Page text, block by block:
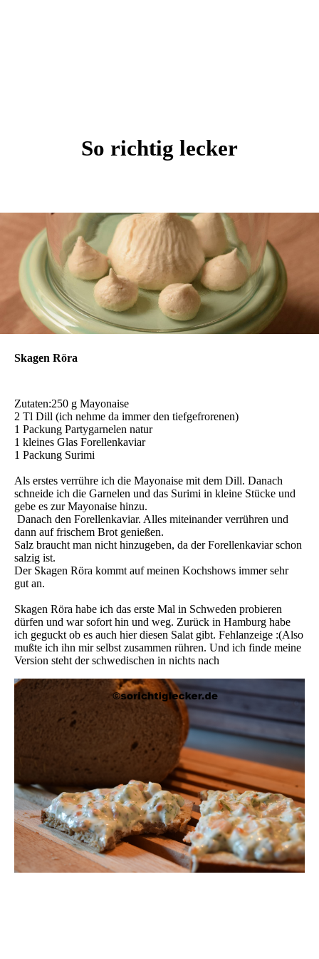
So richtig lecker
Skagen Röra
Zutaten:250 g Mayonaise
2 Tl Dill (ich nehme da immer den tiefgefrorenen)
1 Packung Partygarnelen natur
1 kleines Glas Forellenkaviar
1 Packung Surimi
Als erstes verrühre ich die Mayonaise mit dem Dill. Danach
schneide ich die Garnelen und das Surimi in kleine Stücke und
gebe es zur Mayonaise hinzu.
Danach den Forellenkaviar. Alles miteinander verrühren und
dann auf frischem Brot genießen.
Salz braucht man nicht hinzugeben, da der Forellenkaviar schon
salzig ist.
Der Skagen Röra kommt auf meinen Kochshows immer sehr
gut an.
Skagen Röra habe ich das erste Mal in Schweden probieren
dürfen und war sofort hin und weg. Zurück in Hamburg habe
ich geguckt ob es auch hier diesen Salat gibt. Fehlanzeige :(Also
mußte ich ihn mir selbst zusammen rühren. Und ich finde meine
Version steht der schwedischen in nichts nach